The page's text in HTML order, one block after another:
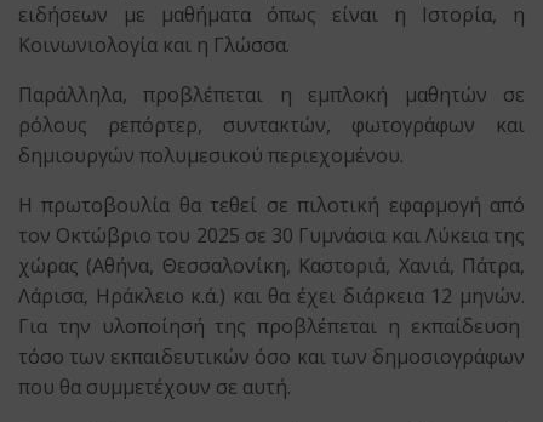
ειδήσεων με μαθήματα όπως είναι η Ιστορία, η
Κοινωνιολογία και η Γλώσσα.
Παράλληλα, προβλέπεται η εμπλοκή μαθητών σε
ρόλους ρεπόρτερ, συντακτών, φωτογράφων και
δημιουργών πολυμεσικού περιεχομένου.
Η πρωτοβουλία θα τεθεί σε πιλοτική εφαρμογή από
τον Οκτώβριο του 2025 σε 30 Γυμνάσια και Λύκεια της
χώρας (Αθήνα, Θεσσαλονίκη, Καστοριά, Χανιά, Πάτρα,
Λάρισα, Ηράκλειο κ.ά.) και θα έχει διάρκεια 12 μηνών.
Για την υλοποίησή της προβλέπεται η εκπαίδευση
τόσο των εκπαιδευτικών όσο και των δημοσιογράφων
που θα συμμετέχουν σε αυτή.